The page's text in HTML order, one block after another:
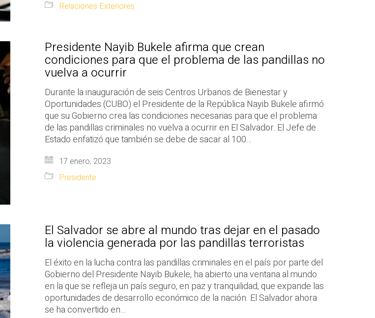
Relaciones Exteriores
Presidente Nayib Bukele afirma que crean
condiciones para que el problema de las pandillas no
vuelva a ocurrir
Durante la inauguración de seis Centros Urbanos de Bienestar y
Oportunidades (CUBO) el Presidente de la República Nayib Bukele afirmó
que su Gobierno crea las condiciones necesarias para que el problema
de las pandillas criminales no vuelva a ocurrir en El Salvador. El Jefe de
Estado enfatizó que también se debe de sacar al 100…
17 enero, 2023
Presidente
El Salvador se abre al mundo tras dejar en el pasado
la violencia generada por las pandillas terroristas
El éxito en la lucha contra las pandillas criminales en el país por parte del
Gobierno del Presidente Nayib Bukele, ha abierto una ventana al mundo
en la que se refleja un país seguro, en paz y tranquilidad, que expande las
oportunidades de desarrollo económico de la nación. El Salvador ahora
se ha convertido en…